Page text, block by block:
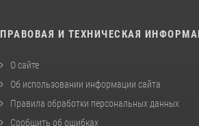
ПРАВОВАЯ И ТЕХНИЧЕСКАЯ
О сайте
Об использовании информации сайта
Правила обработки персональных данных
Сообщить об ошибках